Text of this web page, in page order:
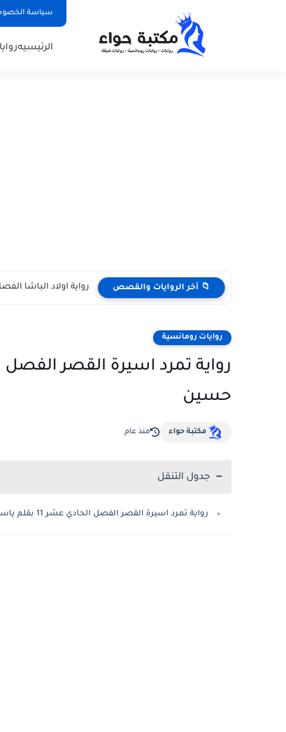
سياسة
الرئيسيه
📁 آخر الروايات والقصص رواية اولاد الباشا الفصل الرابع 4
روايات رومانسية
حسين
مكتبة حواء منذ عام
جدول التنقل
رواية تمرد اسيرة القصر الفصل الحادي عشر 11 بقلم ياسمين ابو حسين